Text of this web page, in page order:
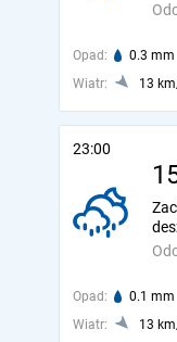
Opad: 0.3 mm
Wiatr:
13
23:00
Opad: 0.1 mm
Wiatr:
13